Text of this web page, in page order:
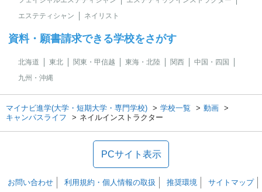
エステティシャン
ネイリスト
資料・願書請求できる学校をさがす
北海道 東北 関東・甲信越 東海・北陸 関西
中国・四国
九州・沖縄
マイナビ進学(大学・短期大学・専門学校) 学校一覧
動画
キャンパスライフ
ネイルインストラクター
PCサイト表示
お問い合わせ 利用規約・個人情報の取扱 推奨環境 サイトマップ